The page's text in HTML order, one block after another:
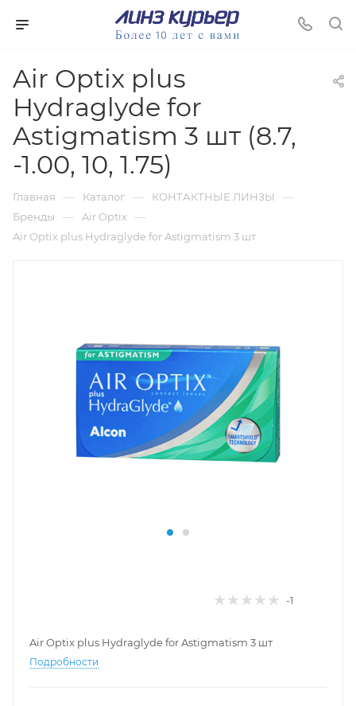
Air Optix plus
Hydraglyde for
Astigmatism 3 шт (8.7,
-1.00, 10, 1.75)
Главная — Каталог — КОНТАКТНЫЕ ЛИНЗЫ —
Бренды — Air Optix —
Air Optix plus Hydraglyde for Astigmatism 3 шт
-1
Air Optix plus Hydraglyde for Astigmatism 3 шт
Подробности